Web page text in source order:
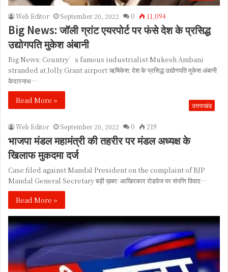
Web Editor September 20, 2022 0 11,094
Big News: जॉली ग्रांट एयरपोर्ट पर फंसे देश के प्रसिद्ध
उद्योगपति मुकेश अंबानी
Big News: Country’s famous industrialist Mukesh Ambani
stranded at Jolly Grant airport ऋषिकेश: देश के प्रसिद्ध उद्योगपति मुकेश अंबानी
केदारनाथ…
Read More »
उत्तराखंड
Web Editor September 20, 2022 0 219
भाजपा मंडल महामंत्री की तहरीर पर मंडल अध्यक्ष के
खिलाफ मुकदमा दर्ज
Case filed against Mandal President on the complaint of BJP
Mandal General Secretary बड़ी ख़बर: आखिरकार रोडवेज पर संपत्ति विवाद…
Read More »